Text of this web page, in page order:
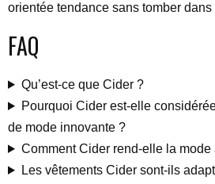
orientée tendance sans tomber
FAQ
Qu’est-ce que Cider ?
Pourquoi Cider est-elle
de mode innovante ?
Comment Cider rend-elle la
Les vêtements Cider sont-ils